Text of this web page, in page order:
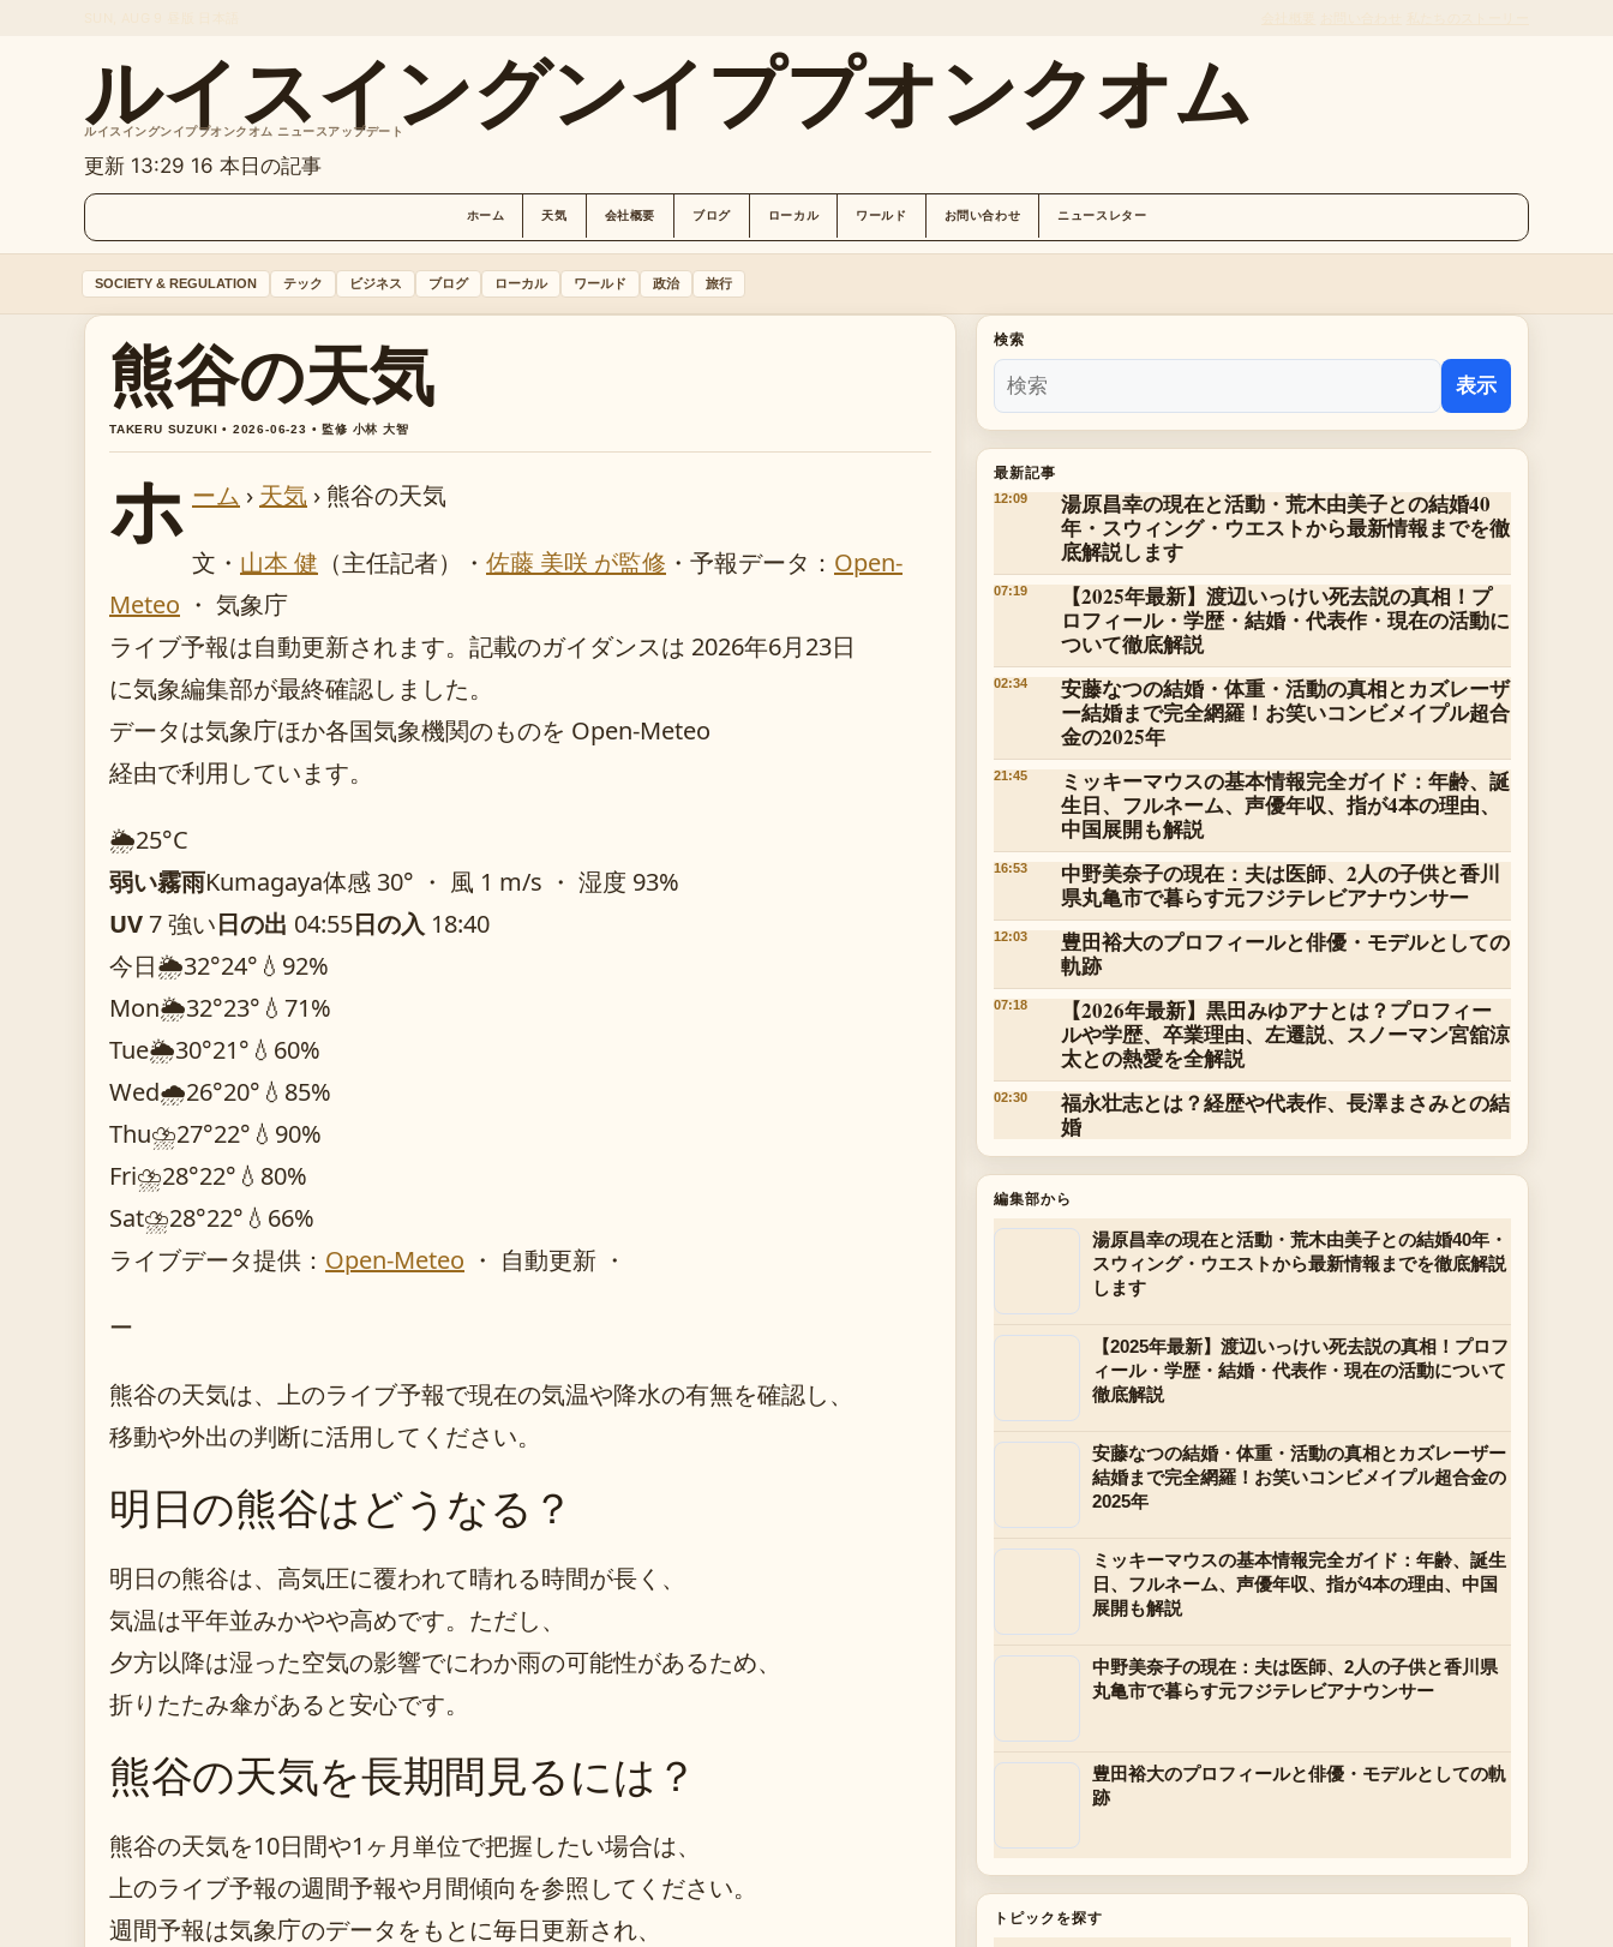
ルイスイングンイププオンクオム
ルイスイングンイププオンクオム ニュースアップデート
更新 13:29 16 本日の記事
ホーム 天気 会社概要 ブログ ローカル ワールド お問い合わせ ニュースレター
SOCIETY & REGULATION テック ビジネス ブログ ローカル ワールド 政治 旅行
熊谷の天気
TAKERU SUZUKI • 2026-06-23 • 監修 小林 大智
ホ ーム › 天気 › 熊谷の天気
文・ 山本 健 （主任記者） ・ 佐藤 美咲 が監修 ・ 予報データ： Open-
Meteo ・ 気象庁
ライブ予報は自動更新されます。記載のガイダンスは 2026年6月23日
に気象編集部が最終確認しました。
データは気象庁ほか各国気象機関のものを Open-Meteo
経由で利用しています。
🌦️25°C
弱い霧雨Kumagaya体感 30° ・ 風 1 m/s ・ 湿度 93%
UV7 強い日の出 04:55日の入 18:40
今日🌦️32°24° 💧92%
Mon🌦️32°23° 💧71%
Tue🌦️30°21° 💧60%
Wed🌧️26°20° 💧85%
Thu⛈️27°22° 💧90%
Fri⛈️28°22° 💧80%
Sat⛈️28°22° 💧66%
ライブデータ提供： Open-Meteo ・ 自動更新 ・
ー
熊谷の天気は、上のライブ予報で現在の気温や降水の有無を確認し、
移動や外出の判断に活用してください。
明日の熊谷はどうなる？
明日の熊谷は、高気圧に覆われて晴れる時間が長く、
気温は平年並みかやや高めです。ただし、
夕方以降は湿った空気の影響でにわか雨の可能性があるため、
折りたたみ傘があると安心です。
熊谷の天気を長期間見るには？
熊谷の天気を10日間や1ヶ月単位で把握したい場合は、
上のライブ予報の週間予報や月間傾向を参照してください。
週間予報は気象庁のデータをもとに毎日更新され、
検索
表示
最新記事
12:09
湯原昌幸の現在と活動・荒木由美子との結婚40
年・スウィング・ウエストから最新情報までを徹
底解説します
07:19
【2025年最新】渡辺いっけい死去説の真相！プ
ロフィール・学歴・結婚・代表作・現在の活動に
ついて徹底解説
02:34
安藤なつの結婚・体重・活動の真相とカズレーザ
ー結婚まで完全網羅！お笑いコンビメイプル超合
金の2025年
21:45
ミッキーマウスの基本情報完全ガイド：年齢、誕
生日、フルネーム、声優年収、指が4本の理由、
中国展開も解説
16:53
中野美奈子の現在：夫は医師、2人の子供と香川
県丸亀市で暮らす元フジテレビアナウンサー
12:03
豊田裕大のプロフィールと俳優・モデルとしての
軌跡
07:18
【2026年最新】黒田みゆアナとは？プロフィー
ルや学歴、卒業理由、左遷説、スノーマン宮舘涼
太との熱愛を全解説
02:30
福永壮志とは？経歴や代表作、長澤まさみとの結
婚
編集部から
湯原昌幸の現在と活動・荒木由美子との結婚40年・
スウィング・ウエストから最新情報までを徹底解説
します
【2025年最新】渡辺いっけい死去説の真相！プロフ
ィール・学歴・結婚・代表作・現在の活動について
徹底解説
安藤なつの結婚・体重・活動の真相とカズレーザー
結婚まで完全網羅！お笑いコンビメイプル超合金の
2025年
ミッキーマウスの基本情報完全ガイド：年齢、誕生
日、フルネーム、声優年収、指が4本の理由、中国
展開も解説
中野美奈子の現在：夫は医師、2人の子供と香川県
丸亀市で暮らす元フジテレビアナウンサー
豊田裕大のプロフィールと俳優・モデルとしての軌
跡
トピックを探す